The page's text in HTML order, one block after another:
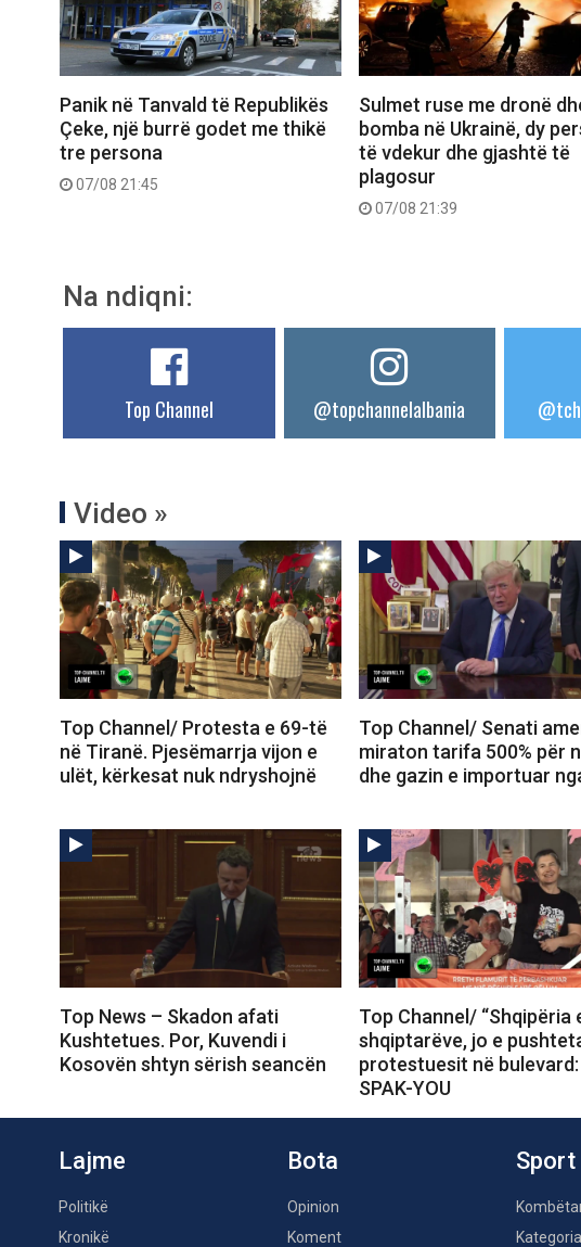
Panik në Tanvald të Republikës
Çeke, një burrë godet me thikë
tre persona
07/08 21:45
Sulmet ruse me dronë
bomba në Ukrainë, dy
të vdekur dhe gjashtë të
plagosur
07/08 21:39
Na ndiqni:
Top Channel @topchannelalbania
Video »
Top Channel/ Protesta e 69-të
në Tiranë. Pjesëmarrja vijon e
ulët, kërkesat nuk ndryshojnë
Top Channel/ Senati
miraton tarifa 500% për
dhe gazin e importuar
Top News – Skadon afati
Kushtetues. Por, Kuvendi i
Kosovën shtyn sërish seancën
Top Channel/ “Shqipëria
shqiptarëve, jo e
protestuesit në bulevard:
SPAK-YOU
Lajme
Politikë
Kronikë
Bota
Opinion
Koment
Sport